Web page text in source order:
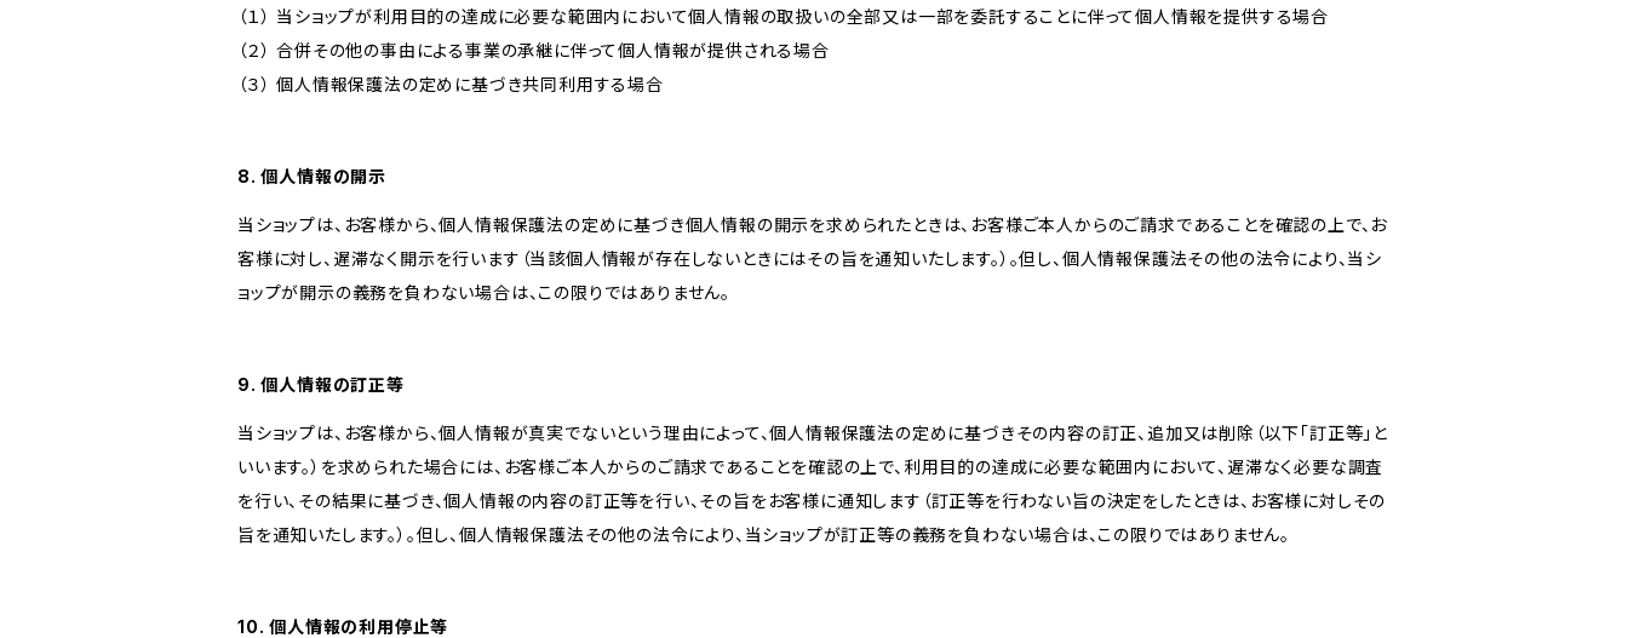
（１） 当ショップが利用目的の達成に必要な範囲内において個人情報の取扱いの全部又は一部を委託することに伴って個人情報を提供する場合
（２） 合併その他の事由による事業の承継に伴って個人情報が提供される場合
（３） 個人情報保護法の定めに基づき共同利用する場合
8. 個人情報の開示
当ショップは、お客様から、個人情報保護法の定めに基づき個人情報の開示を求められたときは、お客様ご本人からのご請求であることを確認の上で、お
客様に対し、遅滞なく開示を行います（当該個人情報が存在しないときにはその旨を通知いたします。）。但し、個人情報保護法その他の法令により、当シ
ョップが開示の義務を負わない場合は、この限りではありません。
9. 個人情報の訂正等
当ショップは、お客様から、個人情報が真実でないという理由によって、個人情報保護法の定めに基づきその内容の訂正、追加又は削除（以下「訂正等」と
いいます。）を求められた場合には、お客様ご本人からのご請求であることを確認の上で、利用目的の達成に必要な範囲内において、遅滞なく必要な調査
を行い、その結果に基づき、個人情報の内容の訂正等を行い、その旨をお客様に通知します（訂正等を行わない旨の決定をしたときは、お客様に対しその
旨を通知いたします。）。但し、個人情報保護法その他の法令により、当ショップが訂正等の義務を負わない場合は、この限りではありません。
10. 個人情報の利用停止等